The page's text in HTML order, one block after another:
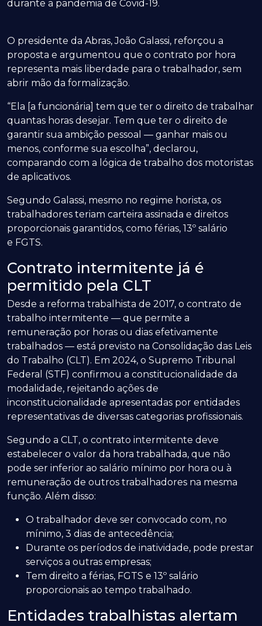
durante a pandemia de Covid-19.
O presidente da Abras, João Galassi, reforçou a
proposta e argumentou que o contrato por hora
representa mais liberdade para o trabalhador, sem
abrir mão da formalização.
“Ela [a funcionária] tem que ter o direito de trabalhar
quantas horas desejar. Tem que ter o direito de
garantir sua ambição pessoal — ganhar mais ou
menos, conforme sua escolha”, declarou,
comparando com a lógica de trabalho dos motoristas
de aplicativos.
Segundo Galassi, mesmo no regime horista, os
trabalhadores teriam carteira assinada e direitos
proporcionais garantidos, como férias, 13º salário
e FGTS.
Contrato intermitente já é
permitido pela CLT
Desde a reforma trabalhista de 2017, o contrato de
trabalho intermitente — que permite a
remuneração por horas ou dias efetivamente
trabalhados — está previsto na Consolidação das Leis
do Trabalho (CLT). Em 2024, o Supremo Tribunal
Federal (STF) confirmou a constitucionalidade da
modalidade, rejeitando ações de
inconstitucionalidade apresentadas por entidades
representativas de diversas categorias profissionais.
Segundo a CLT, o contrato intermitente deve
estabelecer o valor da hora trabalhada, que não
pode ser inferior ao salário mínimo por hora ou à
remuneração de outros trabalhadores na mesma
função. Além disso:
O trabalhador deve ser convocado com, no
mínimo, 3 dias de antecedência;
Durante os períodos de inatividade, pode prestar
serviços a outras empresas;
Tem direito a férias, FGTS e 13º salário
proporcionais ao tempo trabalhado.
Entidades trabalhistas alertam